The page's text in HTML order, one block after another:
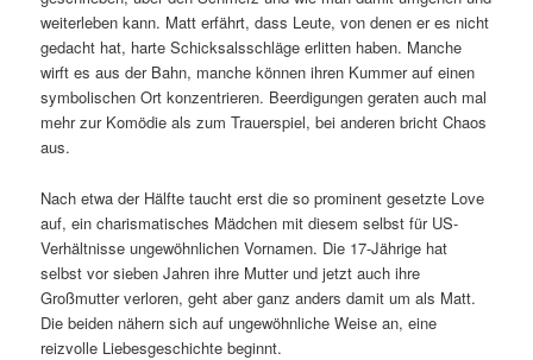
weiterleben kann. Matt erfährt, dass Leute, von denen er es nicht
gedacht hat, harte Schicksalsschläge erlitten haben. Manche
wirft es aus der Bahn, manche können ihren Kummer auf einen
symbolischen Ort konzentrieren. Beerdigungen geraten auch mal
mehr zur Komödie als zum Trauerspiel, bei anderen bricht Chaos
aus.
Nach etwa der Hälfte taucht erst die so prominent gesetzte Love
auf, ein charismatisches Mädchen mit diesem selbst für US-
Verhältnisse ungewöhnlichen Vornamen. Die 17-Jährige hat
selbst vor sieben Jahren ihre Mutter und jetzt auch ihre
Großmutter verloren, geht aber ganz anders damit um als Matt.
Die beiden nähern sich auf ungewöhnliche Weise an, eine
reizvolle Liebesgeschichte beginnt.